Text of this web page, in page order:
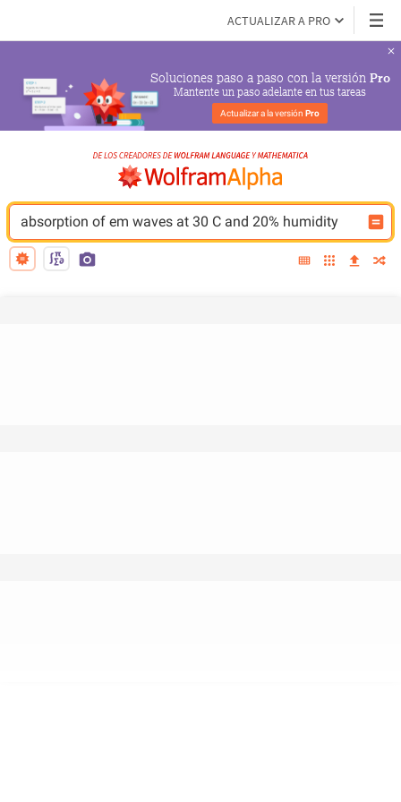
ACTUALIZAR A PRO
Soluciones paso a paso con la versión Pro
Mantente un paso adelante en tus tareas
Actualizar a la versión Pro
absorption of em waves at 30 C and 20% humidity